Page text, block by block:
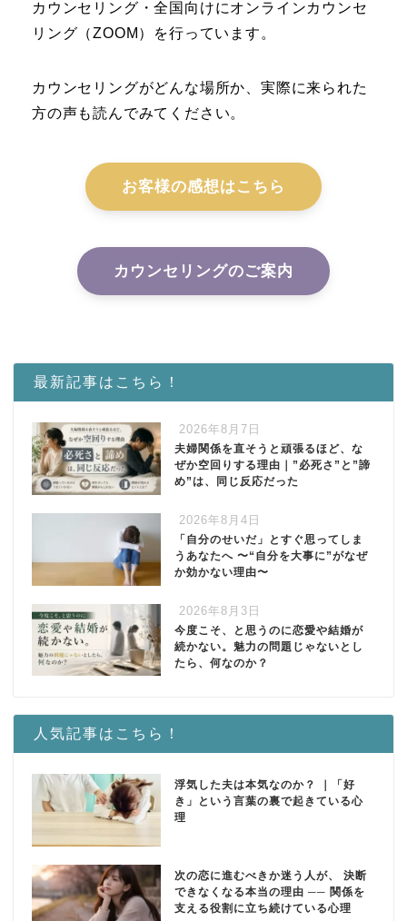
カウンセリング・全国向けにオンラインカウンセ
リング（ZOOM）を行っています。
カウンセリングがどんな場所か、実際に来られた
方の声も読んでみてください。
お客様の感想はこちら
カウンセリングのご案内
最新記事はこちら！
2026年8月7日
夫婦関係を直そうと頑張るほど、な
ぜか空回りする理由｜”必死さ”と”諦
め”は、同じ反応だった
2026年8月4日
「自分のせいだ」とすぐ思ってしま
うあなたへ 〜“自分を大事に”がなぜ
か効かない理由〜
2026年8月3日
今度こそ、と思うのに恋愛や結婚が
続かない。魅力の問題じゃないとし
たら、何なのか？
人気記事はこちら！
浮気した夫は本気なのか？ ｜「好
き」という言葉の裏で起きている心
理
次の恋に進むべきか迷う人が、 決断
できなくなる本当の理由 ── 関係を
支える役割に立ち続けている心理